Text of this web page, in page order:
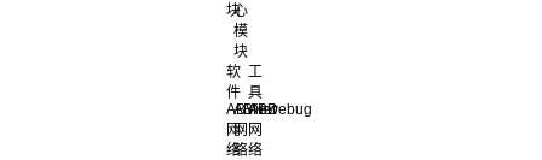
块心
模
块
软
件
ABView
网
络
ABNet
网
络
工
具
ABDebug
网
络